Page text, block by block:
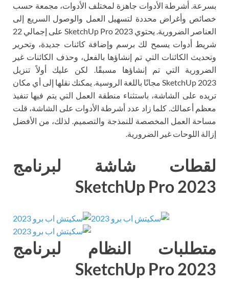
بسرعة. أشرطة الأدوات جاهزة لمختلف الأدوات، مجمعة حسب
خصائص وأغراض محددة لتسهيل العمل والوصول السريع إلى
العناصر الضرورية. يحتوي SketchUp Pro 2023 على إجمالي 22
شريط أدوات يسمح لك برسم وإضافة كائنات جديدة، وتحرير
وتحديث الكائنات التي تم إنشاؤها بالفعل، وحذف الكائنات غير
الضرورية التي تم إنشاؤها مسبقًا. لكن عليك أولاً تنزيل
SketchUp 2023 مجانًا باللغة الروسية. يمكنك نقلها إلى أي مكان
تريده على الشاشة، باستثناء منطقة العمل التي يتم فيها تنفيذ
معظم أعمالك. كلما زاد عدد أشرطة الأدوات على الشاشة، قلت
مساحة العمل المخصصة للنمذجة والتصميم. لذلك، من الأفضل
إزالة اللوحات غير الضرورية.
لقطات شاشة لبرنامج
SketchUp Pro 2023
متطلبات النظام لبرنامج
SketchUp Pro 2023